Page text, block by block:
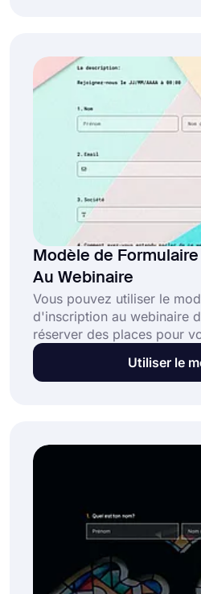
ligne.
Modèle de
Au Webinaire
Vous pouvez utiliser le
d'inscription au webinaire
réserver des places pour
webinaire en ligne ! Vous
rapidement avec ce
pouvez également
d'inscription au webinaire !
Utiliser le